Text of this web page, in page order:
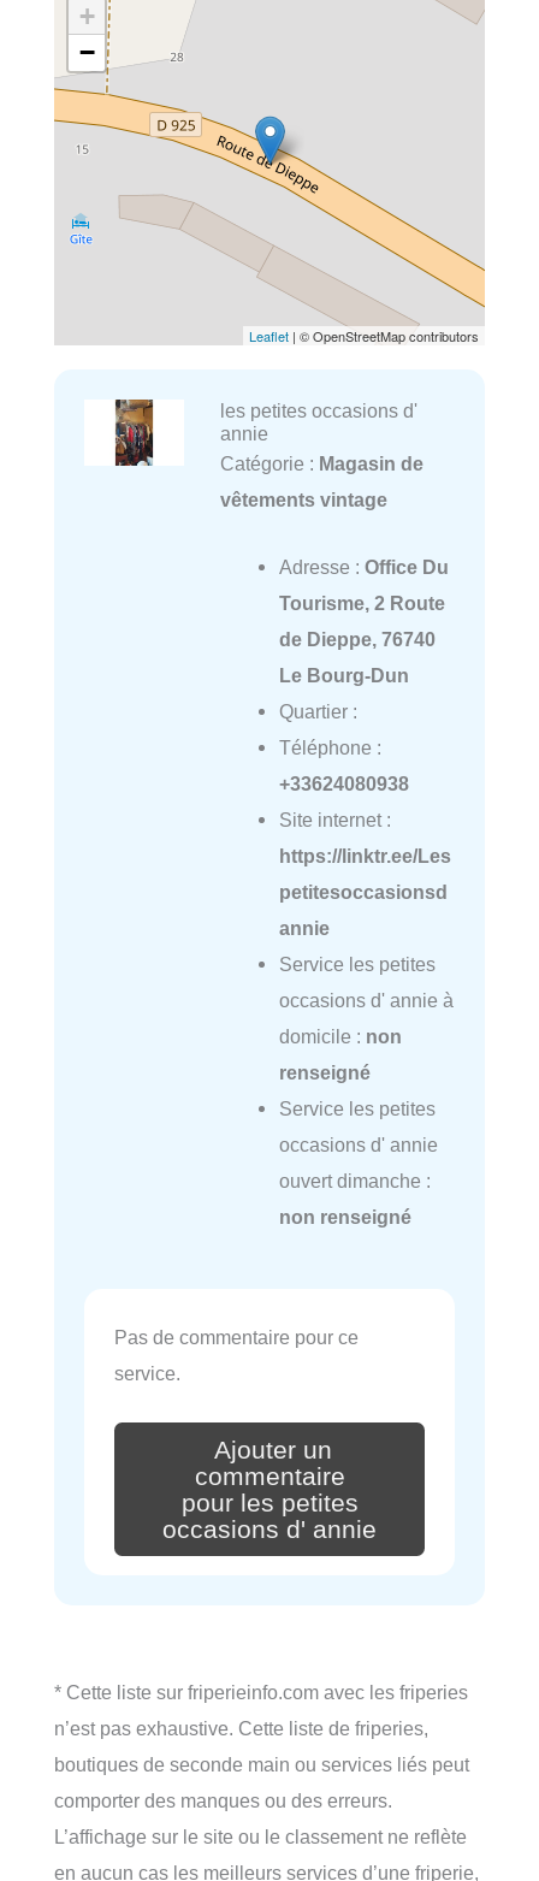
+
−
Leaflet | © OpenStreetMap contributors
les petites occasions d'
annie
Catégorie : Magasin de
vêtements vintage
Adresse : Office Du
Tourisme, 2 Route
de Dieppe, 76740
Le Bourg-Dun
Quartier :
Téléphone :
+33624080938
Site internet :
https://linktr.ee/Les
petitesoccasionsd
annie
Service les petites
occasions d' annie à
domicile : non
renseigné
Service les petites
occasions d' annie
ouvert dimanche :
non renseigné
Pas de commentaire pour ce
service.
Ajouter un
commentaire
pour les petites
occasions d' annie
* Cette liste sur friperieinfo.com avec les friperies
n’est pas exhaustive. Cette liste de friperies,
boutiques de seconde main ou services liés peut
comporter des manques ou des erreurs.
L’affichage sur le site ou le classement ne reflète
en aucun cas les meilleurs services d’une friperie,